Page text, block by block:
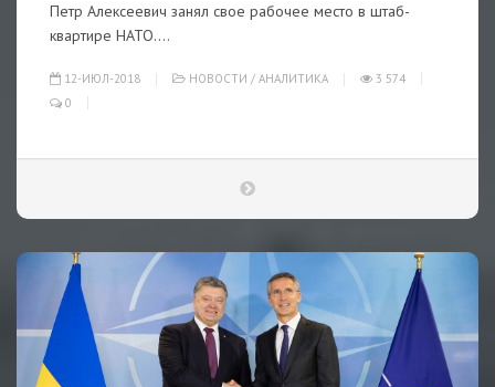
Петр Алексеевич занял свое рабочее место в штаб-
квартире НАТО....
12-ИЮЛ-2018 НОВОСТИ / АНАЛИТИКА
3 574
0